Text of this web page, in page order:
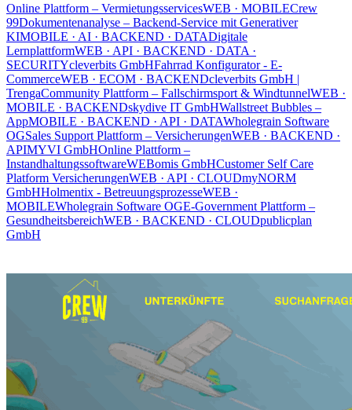
Online Plattform – VermietungsservicesWEB · MOBILECrew
99Dokumentenanalyse – Backend-Service mit Generativer
KIMOBILE · AI · BACKEND · DATADigitale
LernplattformWEB · API · BACKEND · DATA ·
SECURITYcleverbits GmbHFahrrad Konfigurator - E-
CommerceWEB · ECOM · BACKENDcleverbits GmbH |
TrengaCommunity Plattform – Fallschirmsport & WindtunnelWEB ·
MOBILE · BACKENDskydive IT GmbHWallstreet Bubbles –
AppMOBILE · BACKEND · API · DATAWholegrain Software
OGSales Support Plattform – VersicherungenWEB · BACKEND ·
APIMYVI GmbHOnline Plattform –
InstandhaltungssoftwareWEBomis GmbHCustomer Self Care
Platform VersicherungenWEB · API · CLOUDmyNORM
GmbHHolmentix - BetreuungsprozesseWEB ·
MOBILEWholegrain Software OGE-Government Plattform –
GesundheitsbereichWEB · BACKEND · CLOUDpublicplan
GmbH